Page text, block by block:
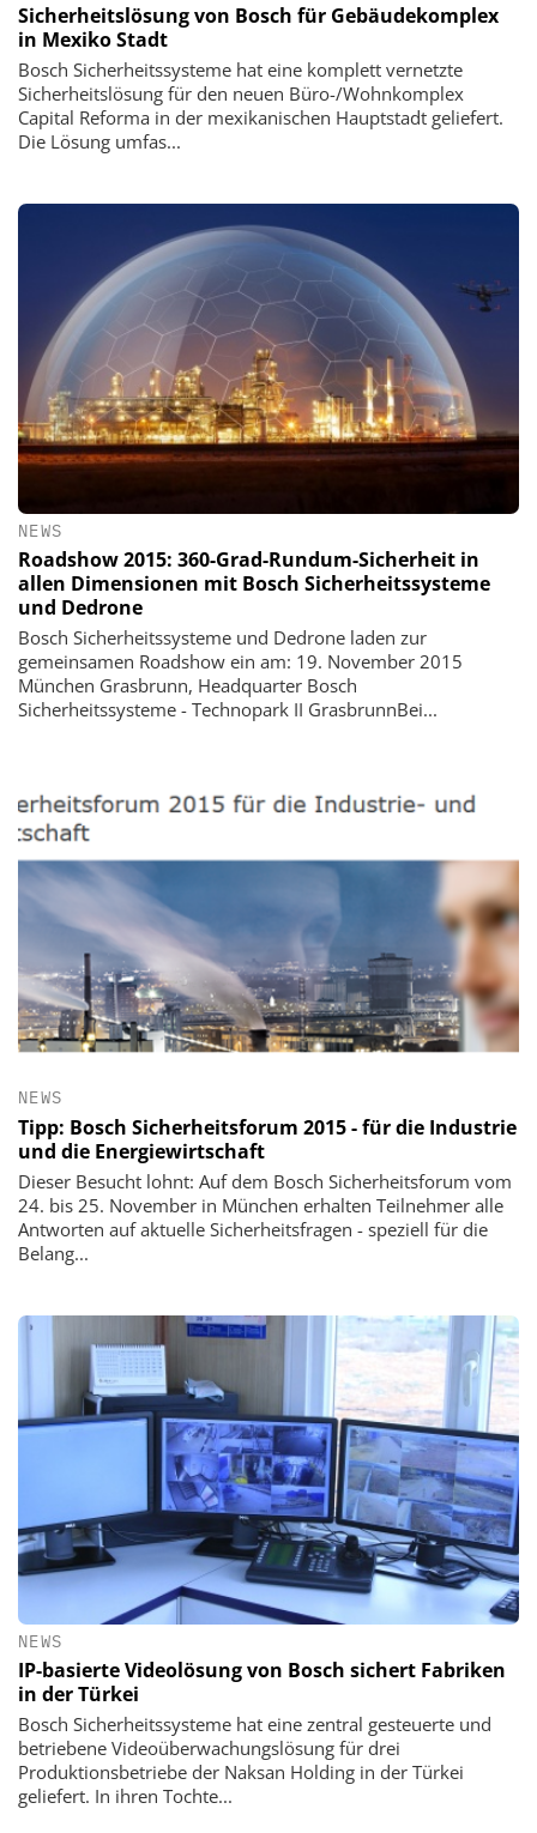
Sicherheitslösung von Bosch für Gebäudekomplex
in Mexiko Stadt
Bosch Sicherheitssysteme hat eine komplett vernetzte
Sicherheitslösung für den neuen Büro-/Wohnkomplex
Capital Reforma in der mexikanischen Hauptstadt geliefert.
Die Lösung umfas...
NEWS
Roadshow 2015: 360-Grad-Rundum-Sicherheit in
allen Dimensionen mit Bosch Sicherheitssysteme
und Dedrone
Bosch Sicherheitssysteme und Dedrone laden zur
gemeinsamen Roadshow ein am: 19. November 2015
München Grasbrunn, Headquarter Bosch
Sicherheitssysteme - Technopark II GrasbrunnBei...
NEWS
Tipp: Bosch Sicherheitsforum 2015 - für die Industrie
und die Energiewirtschaft
Dieser Besucht lohnt: Auf dem Bosch Sicherheitsforum vom
24. bis 25. November in München erhalten Teilnehmer alle
Antworten auf aktuelle Sicherheitsfragen - speziell für die
Belang...
NEWS
IP-basierte Videolösung von Bosch sichert Fabriken
in der Türkei
Bosch Sicherheitssysteme hat eine zentral gesteuerte und
betriebene Videoüberwachungslösung für drei
Produktionsbetriebe der Naksan Holding in der Türkei
geliefert. In ihren Tochte...